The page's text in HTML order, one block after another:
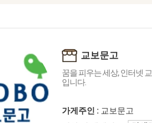
교보문고
꿈을 피우는 세상, 인터넷
입니다.
가게주인 : 교보문고